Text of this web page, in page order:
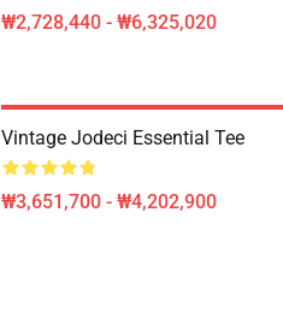
₩2,728,440 - ₩6,325,020
Vintage Jodeci Essential Tee
₩3,651,700 - ₩4,202,900